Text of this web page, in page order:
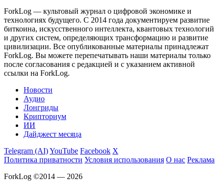
ForkLog — культовый журнал о цифровой экономике и
технологиях будущего. С 2014 года документируем развитие
биткоина, искусственного интеллекта, квантовых технологий
и других систем, определяющих трансформацию и развитие
цивилизации. Все опубликованные материалы принадлежат
ForkLog. Вы можете перепечатывать наши материалы только
после согласования с редакцией и с указанием активной
ссылки на ForkLog.
Новости
Аудио
Лонгриды
Крипториум
ИИ
Дайджест месяца
Telegram (AI)YouTube Facebook X
Политика приватности Условия использования О нас Реклама
ForkLog ©2014 — 2026